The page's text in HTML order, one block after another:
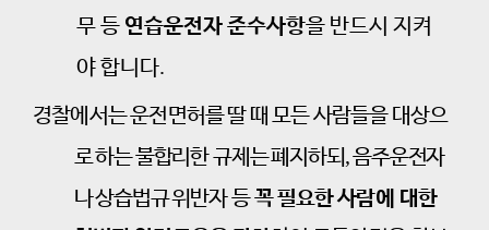
무 등 연습운전자 준수사항을 반드시 지켜
야 합니다.
경찰에서는 운전면허를 딸 때 모든 사람들을 대상으
로 하는 불합리한규제는 폐지하되,음주운전자
나 상습법규 위반자 등꼭 필요한 사람에 대한